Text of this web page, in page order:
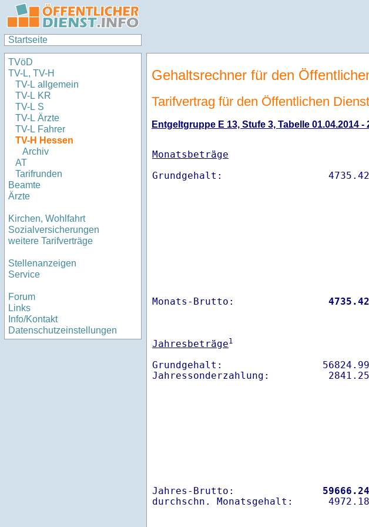
Startseite
TVöD
TV-L, TV-H
TV-L allgemein
TV-L KR
TV-L S
TV-L Ärzte
TV-L Fahrer
TV-H Hessen
Archiv
AT
Tarifrunden
Beamte
Ärzte
Kirchen, Wohlfahrt
Sozialversicherungen
weitere Tarifverträge
Stellenanzeigen
Service
Forum
Links
Info/Kontakt
Datenschutzeinstellungen
Gehaltsrechner für den
Tarifvertrag für den Öffentlichen
Entgeltgruppe E 13, Stufe 3, Tabelle 01.04.2014 -
Monatsbeträge
Monats-Brutto:
Jahresbeträge1
Grundgehalt:
Jahres-Brutto: